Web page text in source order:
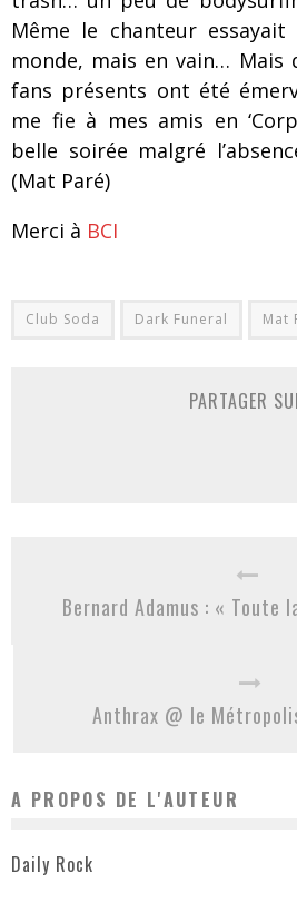
Même le chanteur
monde, mais en vain… Mais
fans présents ont été
me fie à mes amis en
belle soirée malgré
(Mat Paré)
Merci à BCI
Club Soda Dark Funeral Mat
PARTAGER
Bernard Adamus : « Toute
Anthrax @ le
A PROPOS DE L'AUTEUR
Daily Rock